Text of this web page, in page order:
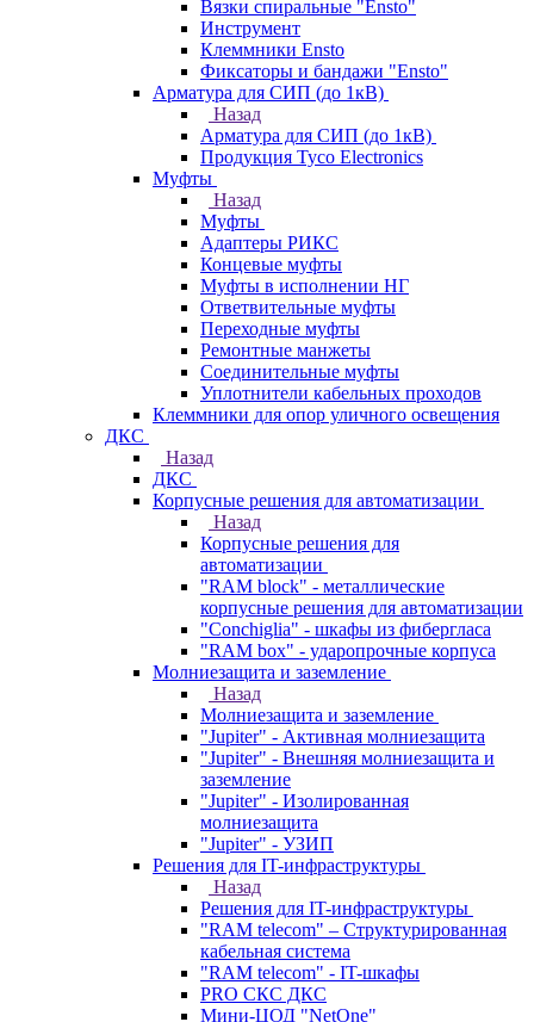
Вязки спиральные "Ensto"
Инструмент
Клеммники Ensto
Фиксаторы и бандажи "Ensto"
Арматура для СИП (до 1кВ)
Назад
Арматура для СИП (до 1кВ)
Продукция Tyco Electronics
Муфты
Назад
Муфты
Адаптеры РИКС
Концевые муфты
Муфты в исполнении НГ
Ответвительные муфты
Переходные муфты
Ремонтные манжеты
Соединительные муфты
Уплотнители кабельных проходов
Клеммники для опор уличного освещения
ДКС
Назад
ДКС
Корпусные решения для автоматизации
Назад
Корпусные решения для
автоматизации
"RAM block" - металлические
корпусные решения для автоматизации
"Conchiglia" - шкафы из фибергласа
"RAM box" - ударопрочные корпуса
Молниезащита и заземление
Назад
Молниезащита и заземление
"Jupiter" - Активная молниезащита
"Jupiter" - Внешняя молниезащита и
заземление
"Jupiter" - Изолированная
молниезащита
"Jupiter" - УЗИП
Решения для IT-инфраструктуры
Назад
Решения для IT-инфраструктуры
"RAM telecom" – Структурированная
кабельная система
"RAM telecom" - IT-шкафы
PRO СКС ДКС
Мини-ЦОД "NetOne"